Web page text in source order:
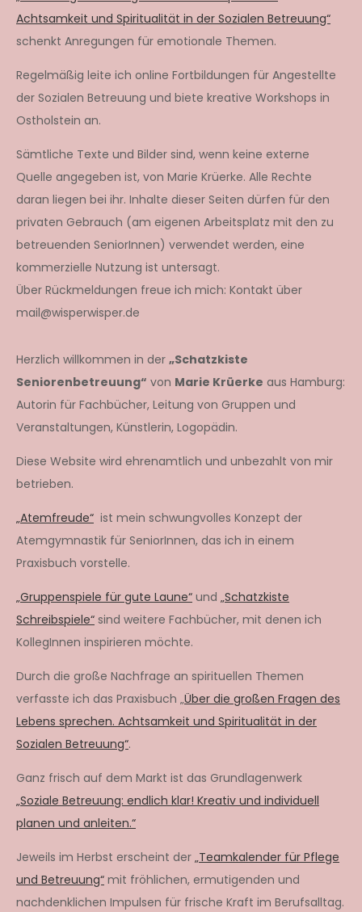
Achtsamkeit und Spiritualität in der Sozialen Betreuung“
schenkt Anregungen für emotionale Themen.
Regelmäßig leite ich online Fortbildungen für Angestellte
der Sozialen Betreuung und biete kreative Workshops in
Ostholstein an.
Sämtliche Texte und Bilder sind, wenn keine externe
Quelle angegeben ist, von Marie Krüerke. Alle Rechte
daran liegen bei ihr. Inhalte dieser Seiten dürfen für den
privaten Gebrauch (am eigenen Arbeitsplatz mit den zu
betreuenden SeniorInnen) verwendet werden, eine
kommerzielle Nutzung ist untersagt.
Über Rückmeldungen freue ich mich: Kontakt über
mail@wisperwisper.de
Herzlich willkommen in der „Schatzkiste
Seniorenbetreuung“ von Marie Krüerke aus Hamburg:
Autorin für Fachbücher, Leitung von Gruppen und
Veranstaltungen, Künstlerin, Logopädin.
Diese Website wird ehrenamtlich und unbezahlt von mir
betrieben.
„Atemfreude“ ist mein schwungvolles Konzept der
Atemgymnastik für SeniorInnen, das ich in einem
Praxisbuch vorstelle.
„Gruppenspiele für gute Laune“ und „Schatzkiste
Schreibspiele“ sind weitere Fachbücher, mit denen ich
KollegInnen inspirieren möchte.
Durch die große Nachfrage an spirituellen Themen
verfasste ich das Praxisbuch „Über die großen Fragen des
Lebens sprechen. Achtsamkeit und Spiritualität in der
Sozialen Betreuung“.
Ganz frisch auf dem Markt ist das Grundlagenwerk
„Soziale Betreuung: endlich klar! Kreativ und individuell
planen und anleiten.“
Jeweils im Herbst erscheint der „Teamkalender für Pflege
und Betreuung“ mit fröhlichen, ermutigenden und
nachdenklichen Impulsen für frische Kraft im Berufsalltag.